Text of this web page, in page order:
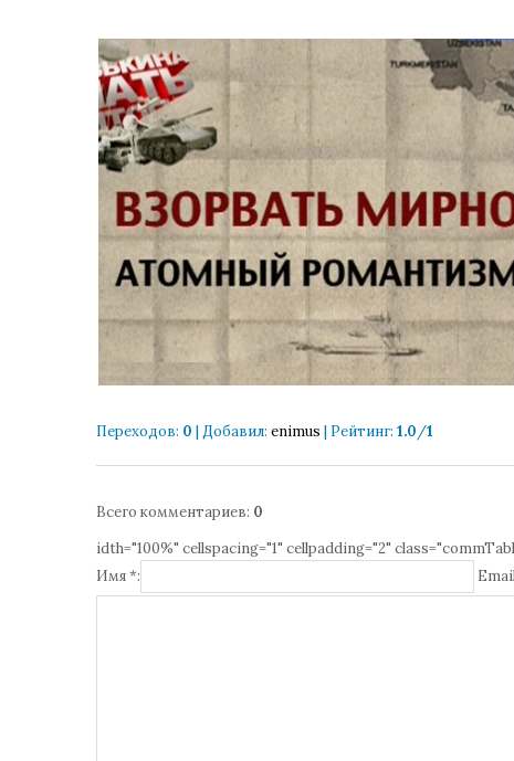
Переходов: 0 | Добавил: enimus | Рейтинг: 1.0/1
Всего комментариев: 0
idth="100%" cellspacing="1" cellpadding="2"
Имя *: